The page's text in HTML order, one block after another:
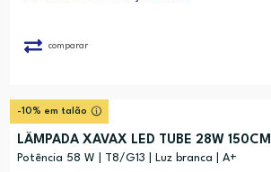
comparar
-10% em talão
LÂMPADA XAVAX LED TUBE 28W 150CM
Potência 58 W | T8/G13 | Luz branca | A+